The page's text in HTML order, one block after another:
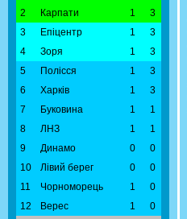
2
Карпати 1
3
3
Епіцентр 1
3
4
Зоря 1
3
5
Полісся 1
3
6
Харків 1
3
7
Буковина 1
1
8
ЛНЗ 1
1
9
Динамо 0
0
10
Лівий берег 0
0
11
Чорноморець 1
0
12
Верес 1
0